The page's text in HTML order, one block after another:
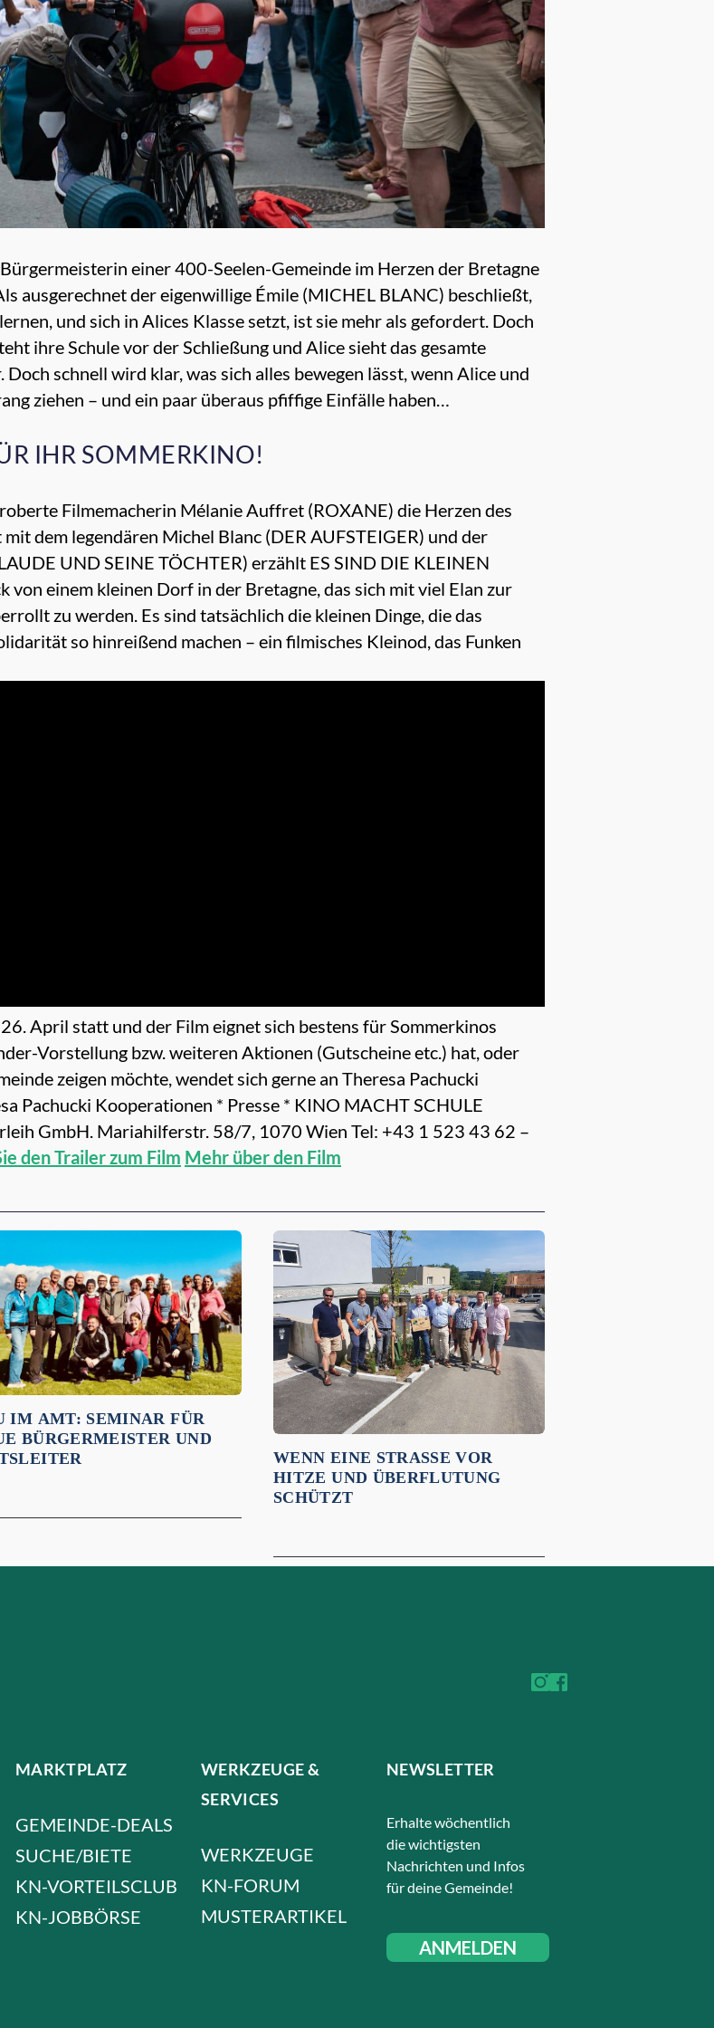
einer 400-Seelen-Gemeinde im Herzen der Bretagne
ausgerechnet der eigenwillige Émile (MICHEL BLANC) beschließt,
und sich in Alices Klasse setzt, ist sie mehr als gefordert. Doch
ihre Schule vor der Schließung und Alice sieht das gesamte
schnell wird klar, was sich alles bewegen lässt, wenn Alice und
ziehen – und ein paar überaus pfiffige Einfälle haben…
IHR SOMMERKINO!
Filmemacherin Mélanie Auffret (ROXANE) die Herzen des
dem legendären Michel Blanc (DER AUFSTEIGER) und der
UND SEINE TÖCHTER) erzählt ES SIND DIE KLEINEN
einem kleinen Dorf in der Bretagne, das sich mit viel Elan zur
zu werden. Es sind tatsächlich die kleinen Dinge, die das
so hinreißend machen – ein filmisches Kleinod, das Funken
April statt und der Film eignet sich bestens für Sommerkinos
Vorstellung bzw. weiteren Aktionen (Gutscheine etc.) hat, oder
zeigen möchte, wendet sich gerne an Theresa Pachucki
Pachucki Kooperationen * Presse * KINO MACHT SCHULE
GmbH. Mariahilferstr. 58/7, 1070 Wien Tel: +43 1 523 43 62 –
den Trailer zum Film Mehr über den Film
IM AMT: SEMINAR FÜR
BÜRGERMEISTER UND
WENN EINE STRASSE VOR H
ITZE UND ÜBERFLUTUNG S
CHÜTZT
MARKTPLATZ
GEMEINDE-DEALS
SUCHE/BIETE
KN-VORTEILSCLUB
KN-JOBBÖRSE
WERKZEUGE &
SERVICES
WERKZEUGE
KN-FORUM
MUSTERARTIKEL
NEWSLETTER
Erhalte wöchentlich
die wichtigsten
Nachrichten und Infos
für deine Gemeinde!
ANMELDEN